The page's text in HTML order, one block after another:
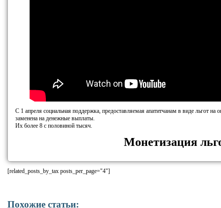
С 1 апреля социальная поддержка, предоставляемая апатитчанам в виде льгот
заменена на денежные выплаты.
Их более 8 с половиной тысяч.
Монетизация
[related_posts_by_tax posts_per_page="4"]
Похожие статьи: